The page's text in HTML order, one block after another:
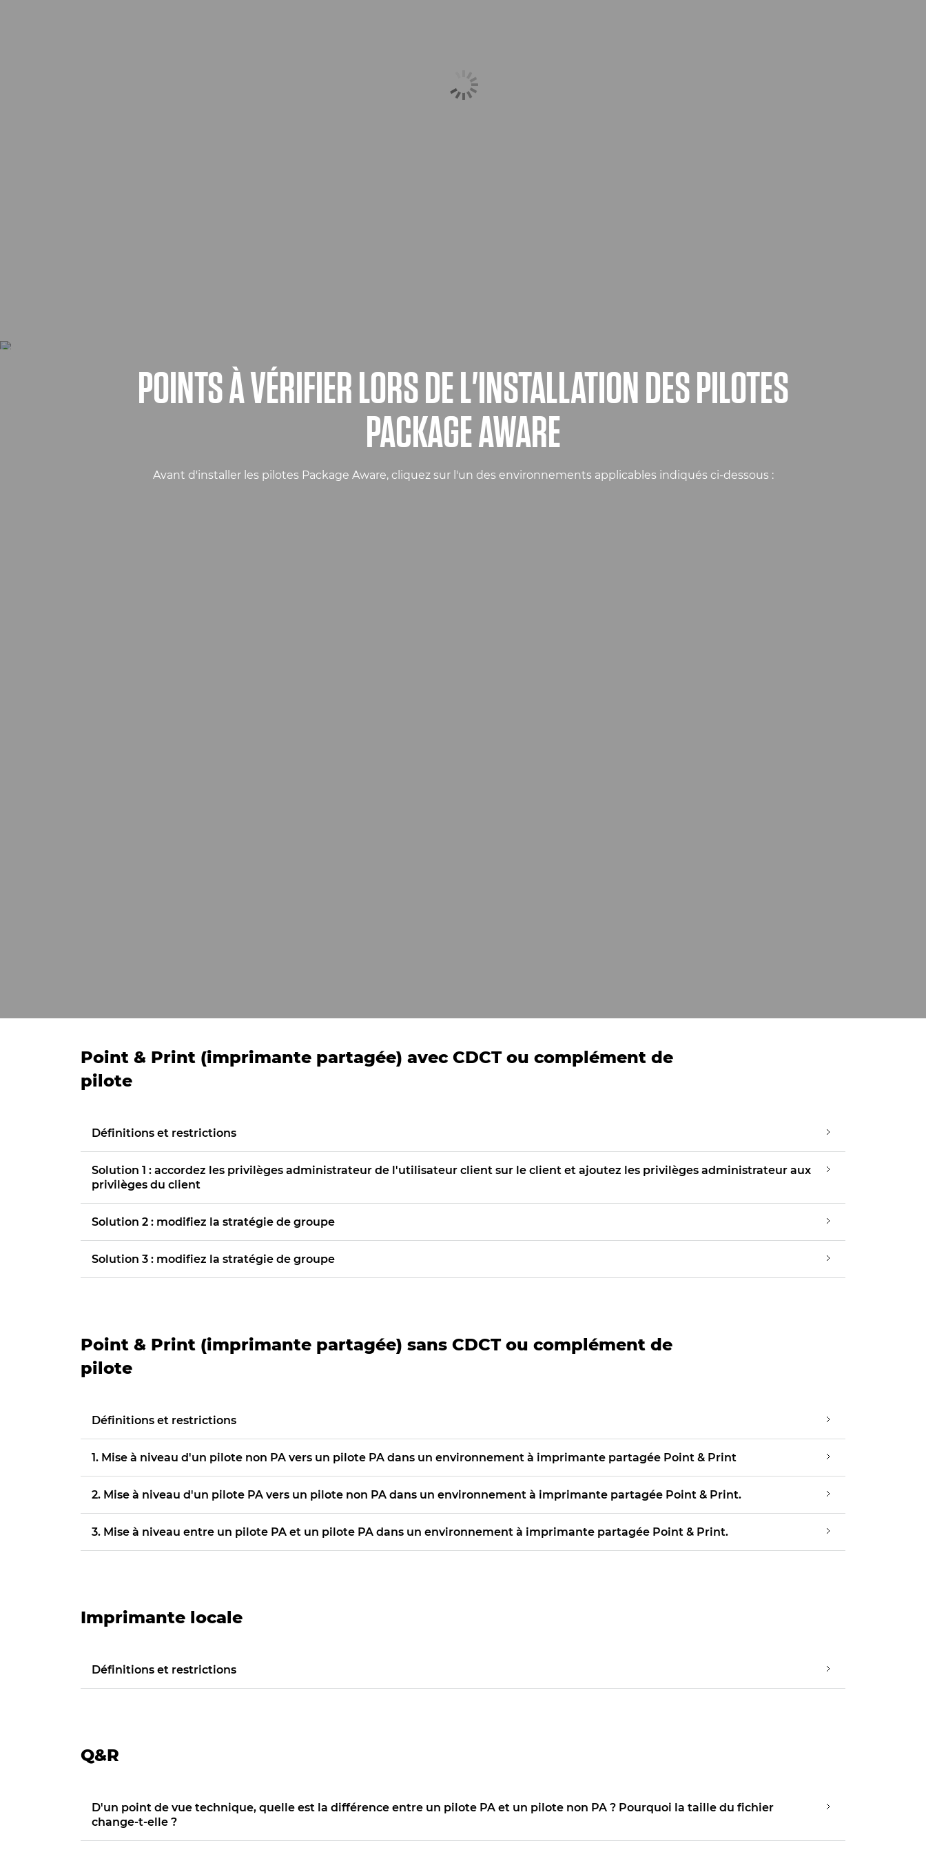
POINTS À VÉRIFIER LORS DE L'INSTALLATION DES PILOTES
PACKAGE AWARE
Avant d'installer les pilotes Package Aware, cliquez sur l'un des environnements applicables indiqués ci-dessous :
Point & Print (imprimante partagée) avec CDCT ou complément de
pilote
Définitions et restrictions
Solution 1 : accordez les privilèges administrateur de l'utilisateur client sur le client et ajoutez les privilèges administrateur aux
privilèges du client
Solution 2 : modifiez la stratégie de groupe
Solution 3 : modifiez la stratégie de groupe
Point & Print (imprimante partagée) sans CDCT ou complément de
pilote
Définitions et restrictions
1. Mise à niveau d'un pilote non PA vers un pilote PA dans un environnement à imprimante partagée Point & Print
2. Mise à niveau d'un pilote PA vers un pilote non PA dans un environnement à imprimante partagée Point & Print.
3. Mise à niveau entre un pilote PA et un pilote PA dans un environnement à imprimante partagée Point & Print.
Imprimante locale
Définitions et restrictions
Q&R
D'un point de vue technique, quelle est la différence entre un pilote PA et un pilote non PA ? Pourquoi la taille du fichier
change-t-elle ?